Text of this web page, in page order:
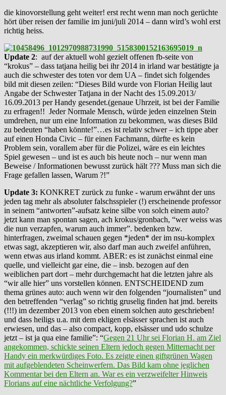
die kinovorstellung geht weiter! erst recht wenn man noch gerüchte
hört über reisen der familie im juni/juli 2014 – dann wird’s wohl erst
richtig heiss.
Update 2: auf der aktuell wohl gezielt offenen fb-seite von
“krokus” – dass tatjana heilig bei ihr 2014 in irland war bestätigte ja
auch die schwester des toten vor dem UA – findet sich folgendes
bild mit diesen zeilen: “Dieses Bild wurde von Florian Heilig laut
Angabe der Schwester Tatjana in der Nacht des 15.09.2013/
16.09.2013 per Handy gesendet.(genaue Uhrzeit, ist bei der Familie
zu erfragen!! Jeder Normale Mensch, würde jeden einzelnen Stein
umdrehen, nur um eine Information zu bekommen, was dieses Bild
zu bedeuten “haben könnte!”…es ist relativ schwer – ich tippe aber
auf einen Honda Civic – für einen Fachmann, dürfte es kein
Problem sein, vorallem aber für die Polizei, wäre es ein leichtes
Spiel gewesen – und ist es auch bis heute noch – nur wenn man
Beweise / Informationen bewusst zurück hält ??? Muss man sich die
Frage gefallen lassen, Warum ?!”
Update 3: KONKRET zurück zu funke - warum erwähnt der uns
jeden tag mehr als absoluter falschsspieler (!) erscheinende professor
in seinem “antworten”-aufsatz keine silbe von solch einem auto?
jetzt kann man spontan sagen, ach krokus/gronbach, “wer weiss was
die nun verzapfen, warum auch immer”. bedenken bzw.
hinterfragen, zweimal schauen gegen *jeden* der im nsu-komplex
etwas sagt, akzeptieren wir, also darf man auch zweifel anführen,
wenn etwas aus irland kommt. ABER: es ist zunächst einmal eine
quelle, und vielleicht gar eine, die – insb. bezogen auf den
weiblichen part dort – mehr durchgemacht hat die letzten jahre als
“wir alle hier” uns vorstellen können. ENTSCHEIDEND zum
thema grünes auto: auch wenn wir den folgenden “journalisten” und
den betreffenden “verlag” so richtig gruselig finden hat jmd. bereits
(!!!) im dezember 2013 von eben einem solchen auto geschrieben!
und dass heiligs u.a. mit dem ekligen elsässer sprachen ist auch
erwiesen, und das – also compact, kopp, elsässer und udo schulze
jetzt – ist ja qua eine familie”: “Gegen 21 Uhr sei Florian H. am Ziel
angekommen, schickte seinen Eltern jedoch gegen Mitternacht per
Handy ein merkwürdiges Foto. Es zeigte einen giftgrünen Wagen
mit aufgeblendeten Scheinwerfern. Das Bild kam ohne jeglichen
Kommentar bei den Eltern an. War es ein verzweifelter Hinweis
Florians auf eine nächtliche Verfolgung?”